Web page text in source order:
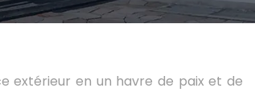
extérieur en un havre de paix et de